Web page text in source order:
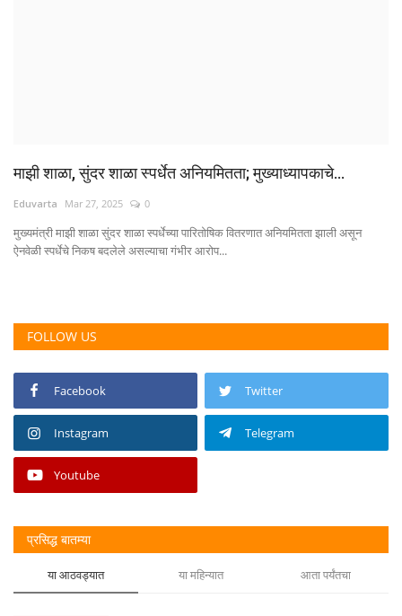
माझी शाळा, सुंदर शाळा स्पर्धेत अनियमितता; मुख्याध्यापकाचे...
Eduvarta Mar 27, 2025 0
मुख्यमंत्री माझी शाळा सुंदर शाळा स्पर्धेच्या पारितोषिक वितरणात अनियमितता झाली असून
ऐनवेळी स्पर्धेचे निकष बदलेले असल्याचा गंभीर आरोप...
FOLLOW US
Facebook Twitter
Instagram Telegram
Youtube
प्रसिद्ध बातम्या
या आठवड्यात या महिन्यात आता पर्यंतचा